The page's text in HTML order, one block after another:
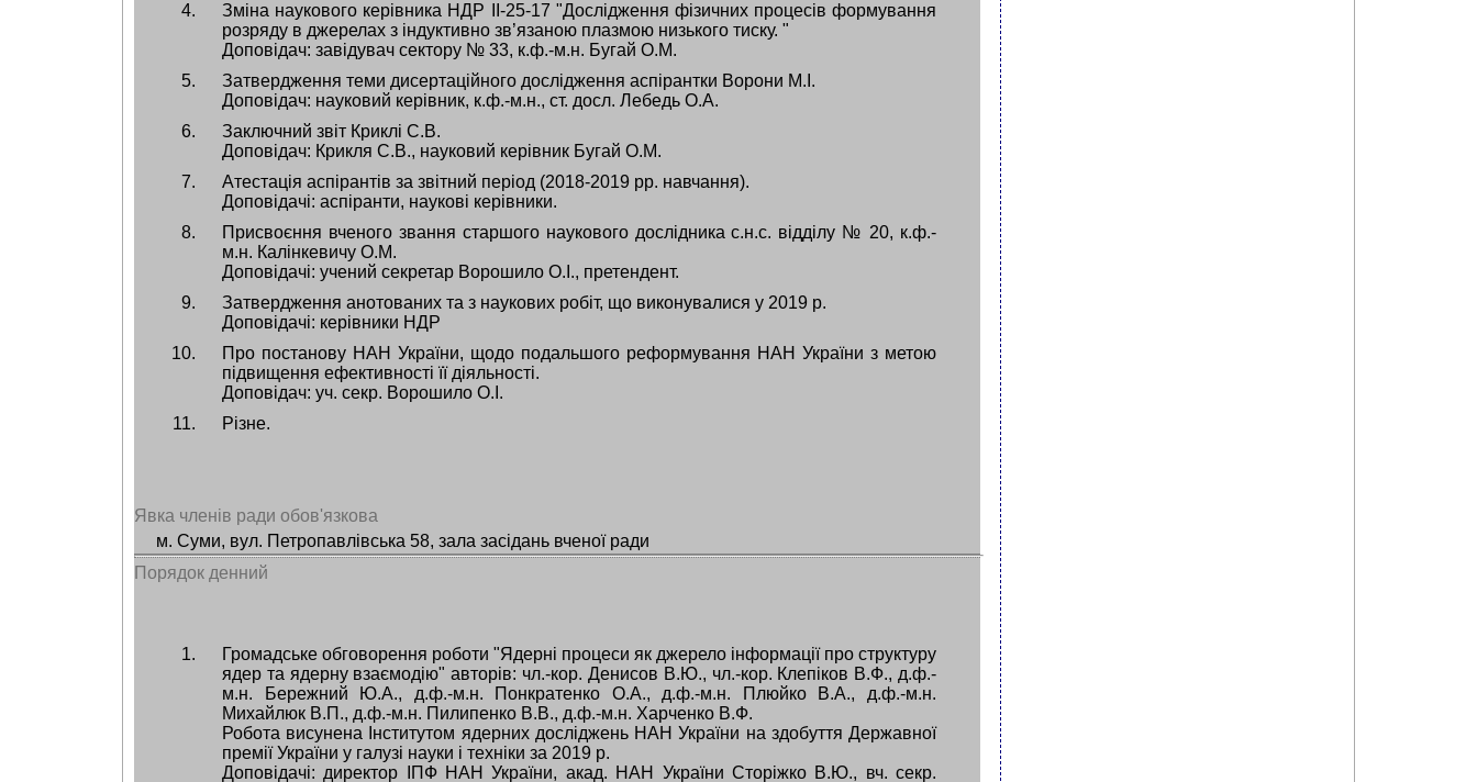
Зміна наукового керівника НДР ІІ-25-17 "Дослідження фізичних процесів формування
розряду в джерелах з індуктивно зв’язаною плазмою низького тиску. "
Доповідач: завідувач сектору № 33, к.ф.-м.н. Бугай О.М.
Затвердження теми дисертаційного дослідження аспірантки Ворони М.І.
Доповідач: науковий керівник, к.ф.-м.н., ст. досл. Лебедь О.А.
Заключний звіт Криклі С.В.
Доповідач: Крикля С.В., науковий керівник Бугай О.М.
Атестація аспірантів за звітний період (2018-2019 рр. навчання).
Доповідачі: аспіранти, наукові керівники.
Присвоєння вченого звання старшого наукового дослідника с.н.с. відділу № 20, к.ф.-
м.н. Калінкевичу О.М.
Доповідачі: учений секретар Ворошило О.І., претендент.
Затвердження анотованих та з наукових робіт, що виконувалися у 2019 р.
Доповідачі: керівники НДР
Про постанову НАН України, щодо подальшого реформування НАН України з метою
підвищення ефективності її діяльності.
Доповідач: уч. секр. Ворошило О.І.
Різне.
Явка членів ради обов'язкова
м. Суми, вул. Петропавлівська 58, зала засідань вченої ради
Порядок денний
Громадське обговорення роботи "Ядерні процеси як джерело інформації про структуру
ядер та ядерну взаємодію" авторів: чл.-кор. Денисов В.Ю., чл.-кор. Клепіков В.Ф., д.ф.-
м.н. Бережний Ю.А., д.ф.-м.н. Понкратенко О.А., д.ф.-м.н. Плюйко В.А., д.ф.-м.н.
Михайлюк В.П., д.ф.-м.н. Пилипенко В.В., д.ф.-м.н. Харченко В.Ф.
Робота висунена Інститутом ядерних дослiджень НАН України на здобуття Державної
премії України у галузі науки і техніки за 2019 р.
Доповідачі: директор ІПФ НАН України, акад. НАН України Сторіжко В.Ю., вч. секр.